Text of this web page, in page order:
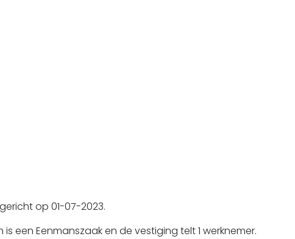
op 01-07-2023.
een Eenmanszaak en de vestiging telt 1 werknemer.